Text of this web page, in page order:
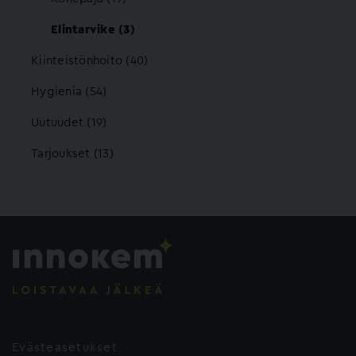
Elintarvike (3)
Kiinteistönhoito (40)
Hygienia (54)
Uutuudet (19)
Tarjoukset (13)
Evästeasetukset